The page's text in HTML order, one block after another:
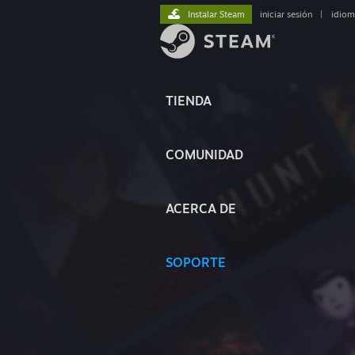
TIENDA
COMUNIDAD
ACERCA DE
SOPORTE
Instalar Steam iniciar sesión